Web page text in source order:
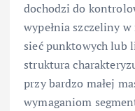
dochodzi do
wypełnia szczeliny
sieć punktowych lub
struktura
przy bardzo małej
wymaganiom